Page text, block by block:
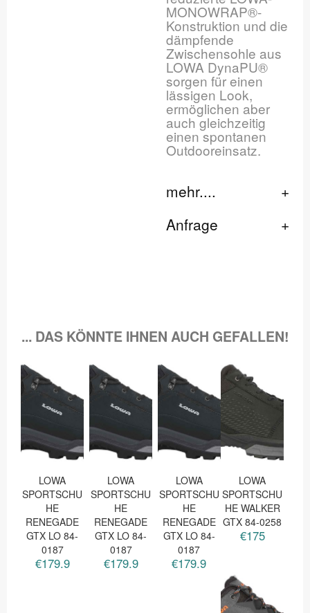
MONOWRAP®-
Konstruktion und die
dämpfende
Zwischensohle aus
LOWA DynaPU®
sorgen für einen
lässigen Look,
ermöglichen aber
auch gleichzeitig
einen spontanen
Outdooreinsatz.
mehr....
Anfrage
... DAS KÖNNTE IHNEN AUCH GEFALLEN!
LOWA
SPORTSCHU
HE
RENEGADE
GTX LO 84-
0187
€179.9
LOWA
SPORTSCHU
HE
RENEGADE
GTX LO 84-
0187
€179.9
LOWA
SPORTSCHU
HE
RENEGADE
GTX LO 84-
0187
€179.9
LOWA
SPORTSCHU
HE WALKER
GTX 84-0258
€175